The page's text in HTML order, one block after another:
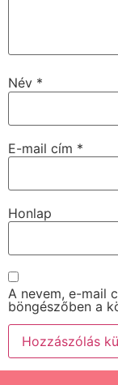
Név *
E-mail cím *
Honlap
A nevem, e-mail
böngészőben a